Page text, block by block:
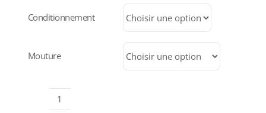
prix :
7,85 €
à
31,40 €
Conditionnement
Mouture
quantité